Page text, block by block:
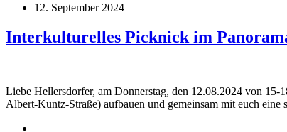
12. September 2024
Interkulturelles Picknick im
Liebe Hellersdorfer, am Donnerstag, den 12.08.2024 von
Albert-Kuntz-Straße) aufbauen und gemeinsam mit euch